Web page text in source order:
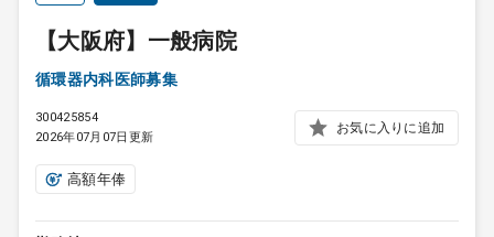
【大阪府】一般病院
循環器内科医師募集
300425854
2026年07月07日更新
お気に入りに追加
高額年俸